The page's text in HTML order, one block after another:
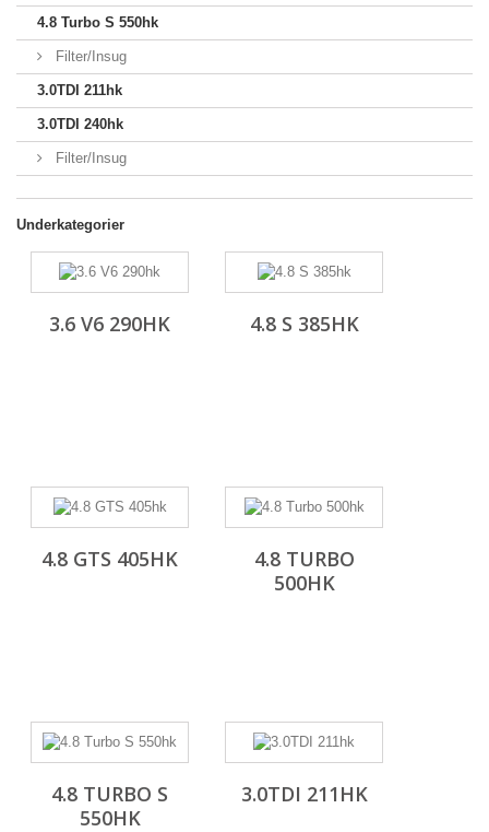
4.8 Turbo S 550hk
Filter/Insug
3.0TDI 211hk
3.0TDI 240hk
Filter/Insug
Underkategorier
3.6 V6 290HK 4.8 S 385HK
4.8 GTS 405HK
4.8 TURBO
500HK
4.8 TURBO S
550HK
3.0TDI 211HK